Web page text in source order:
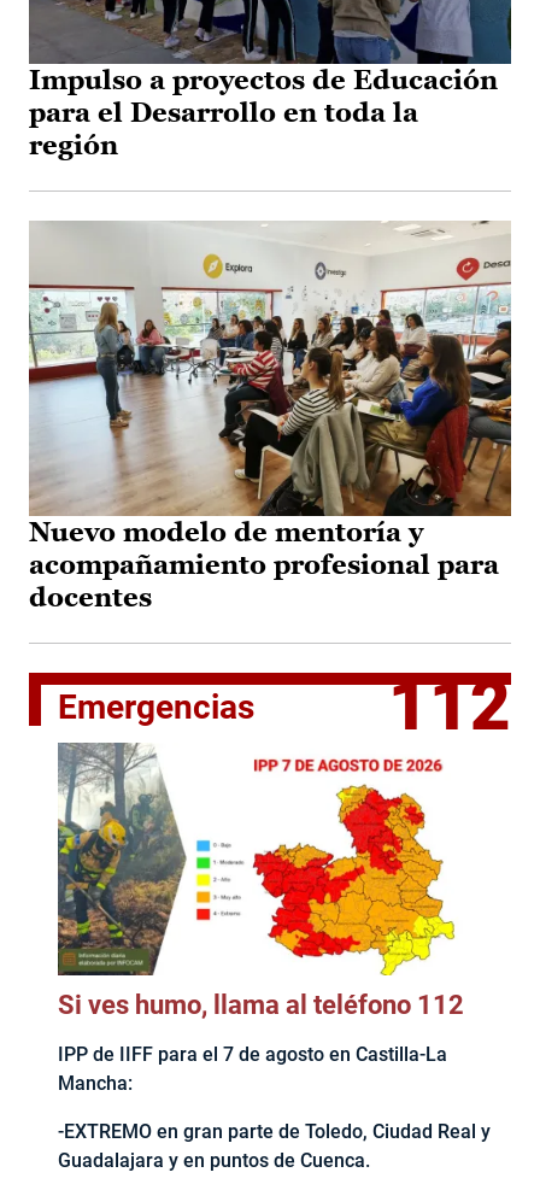
Impulso a proyectos de Educación
para el Desarrollo en toda la
región
Nuevo modelo de mentoría y
acompañamiento profesional para
docentes
Emergencias 112
Si ves humo, llama al teléfono 112
IPP de IIFF para el 7 de agosto en Castilla-La
Mancha:
-EXTREMO en gran parte de Toledo, Ciudad Real y
Guadalajara y en puntos de Cuenca.